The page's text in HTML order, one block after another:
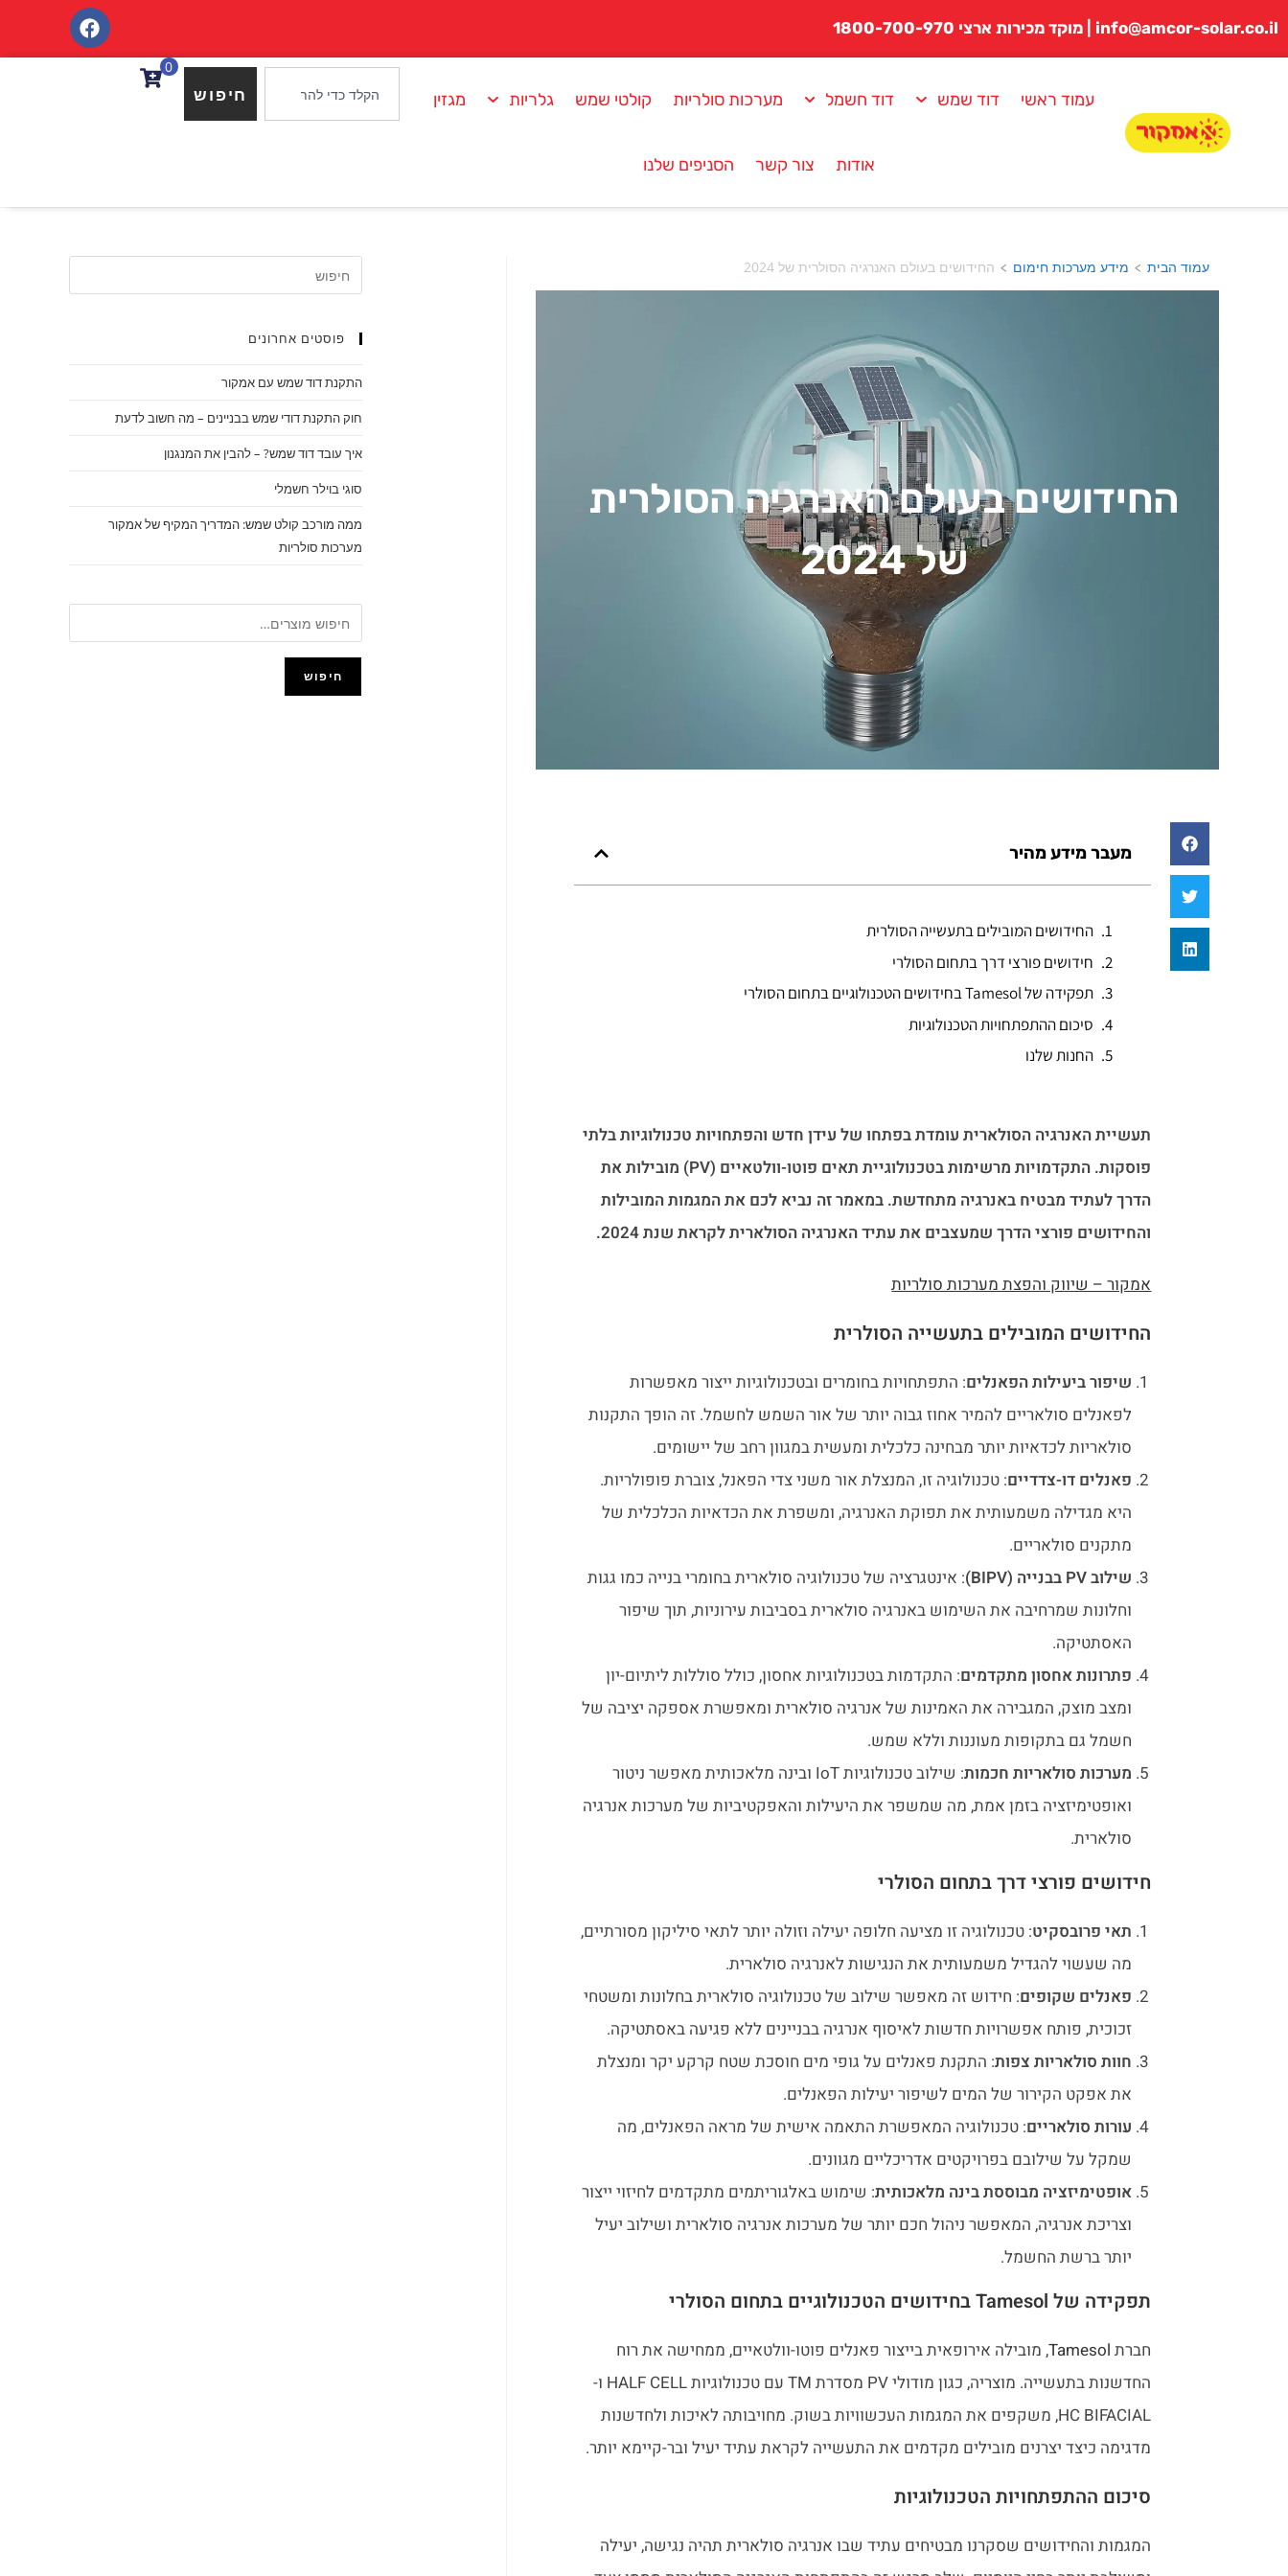
info@amcor-solar.co.il | מוקד מכירות ארצי 1800-700-970
עמוד ראשי דוד שמש דוד חשמל מערכות סולריות קולטי שמש גלריות מגזין
אודות צור קשר הסניפים שלנו
חיפוש
0
עמוד הבית > מידע מערכות חימום > החידושים בעולם האנרגיה הסולרית של 2024
החידושים בעולם האנרגיה הסולרית
של 2024
מעבר מידע מהיר
החידושים המובילים בתעשייה הסולרית
חידושים פורצי דרך בתחום הסולרי
תפקידה של Tamesol בחידושים הטכנולוגיים בתחום הסולרי
סיכום ההתפתחויות הטכנולוגיות
החנות שלנו
תעשיית האנרגיה הסולארית עומדת בפתחו של עידן חדש והפתחויות טכנולוגיות בלתי
פוסקות. התקדמויות מרשימות בטכנולוגיית תאים פוטו-וולטאיים (PV) מובילות את
הדרך לעתיד מבטיח באנרגיה מתחדשת. במאמר זה נביא לכם את המגמות המובילות
והחידושים פורצי הדרך שמעצבים את עתיד האנרגיה הסולארית לקראת שנת 2024.
אמקור – שיווק והפצת מערכות סולריות
החידושים המובילים בתעשייה הסולרית
שיפור ביעילות הפאנלים: התפתחויות בחומרים ובטכנולוגיות ייצור מאפשרות
לפאנלים סולאריים להמיר אחוז גבוה יותר של אור השמש לחשמל. זה הופך התקנות
סולאריות לכדאיות יותר מבחינה כלכלית ומעשית במגוון רחב של יישומים.
פאנלים דו-צדדיים: טכנולוגיה זו, המנצלת אור משני צדי הפאנל, צוברת פופולריות.
היא מגדילה משמעותית את תפוקת האנרגיה, ומשפרת את הכדאיות הכלכלית של
מתקנים סולאריים.
שילוב PV בבנייה (BIPV)
: אינטגרציה של טכנולוגיה סולארית בחומרי בנייה כמו גגות
וחלונות שמרחיבה את השימוש באנרגיה סולארית בסביבות עירוניות, תוך שיפור
האסתטיקה.
פתרונות אחסון מתקדמים: התקדמות בטכנולוגיות אחסון, כולל סוללות ליתיום-יון
ומצב מוצק, המגבירה את האמינות של אנרגיה סולארית ומאפשרת אספקה יציבה של
חשמל גם בתקופות מעוננות וללא שמש.
מערכות סולאריות חכמות
: שילוב טכנולוגיות IoT ובינה מלאכותית מאפשר ניטור
ואופטימיזציה בזמן אמת, מה שמשפר את היעילות והאפקטיביות של מערכות אנרגיה
סולארית.
חידושים פורצי דרך בתחום הסולרי
תאי פרובסקיט: טכנולוגיה זו מציעה חלופה יעילה וזולה יותר לתאי סיליקון מסורתיים,
מה שעשוי להגדיל משמעותית את הנגישות לאנרגיה סולארית.
פאנלים שקופים: חידוש זה מאפשר שילוב של טכנולוגיה סולארית בחלונות ומשטחי
זכוכית, פותח אפשרויות חדשות לאיסוף אנרגיה בבניינים ללא פגיעה באסתטיקה.
חוות סולאריות צפות: התקנת פאנלים על גופי מים חוסכת שטח קרקע יקר ומנצלת
את אפקט הקירור של המים לשיפור יעילות הפאנלים.
עורות סולאריים: טכנולוגיה המאפשרת התאמה אישית של מראה הפאנלים, מה
שמקל על שילובם בפרויקטים אדריכליים מגוונים.
אופטימיזציה מבוססת בינה מלאכותית: שימוש באלגוריתמים מתקדמים לחיזוי ייצור
וצריכת אנרגיה, המאפשר ניהול חכם יותר של מערכות אנרגיה סולארית ושילוב יעיל
יותר ברשת החשמל.
תפקידה של Tamesol בחידושים הטכנולוגיים בתחום הסולרי
חברת Tamesol, מובילה אירופאית בייצור פאנלים פוטו-וולטאיים, ממחישה את רוח
החדשנות בתעשייה. מוצריה, כגון מודולי PV מסדרת TM עם טכנולוגיות HALF CELL ו-
HC BIFACIAL, משקפים את המגמות העכשוויות בשוק. מחויבותה לאיכות ולחדשנות
מדגימה כיצד יצרנים מובילים מקדמים את התעשייה לקראת עתיד יעיל ובר-קיימא יותר.
סיכום ההתפתחויות הטכנולוגיות
המגמות והחידושים שסקרנו מבטיחים עתיד שבו אנרגיה סולארית תהיה נגישה, יעילה
פוסטים אחרונים
התקנת דוד שמש עם אמקור
חוק התקנת דודי שמש בבניינים – מה חשוב לדעת
איך עובד דוד שמש? – להבין את המנגנון
סוגי בוילר חשמלי
ממה מורכב קולט שמש: המדריך המקיף של אמקור
מערכות סולריות
חיפוש